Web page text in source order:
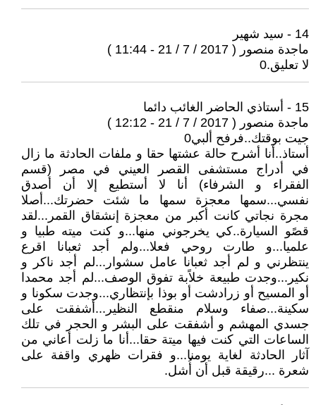
14 - سيد شهير
ماجدة منصور ( 2017 / 7 / 21 - 11:44 )
لا تعليق.0
15 - أستاذي الحاضر الغائب دائما
ماجدة منصور ( 2017 / 7 / 21 - 12:12 )
جيت بوقتك..فرفح ألبي0
أستاذ..أنا أشرح حالة عشتها حقا و ملفات الحادثة ما زال
في أدراج مستشفى القصر العيني في مصر (قسم
الفقراء و الشرفاء) أنا لا أستطيع إلا أن أصدق
نفسي...سمها معجزة سمها ما شئت حضرتك...أصلا
مجرة نجاتي كانت أكبر من معجزة إنشقاق القمر...لقد
قصًو السيارة..كي يخرجوني منها...و كنت ميته طبيا و
علميا...و طارت روحي فعلا...ولم أجد ثعبانا اقرع
ينتظرني و لم أجد ثعبانا عامل سشوار...لم أجد ناكر و
نكير...وجدت طبيعة خلاًبة تفوق الوصف...لم أجد محمدا
أو المسيح أو زرادشت أو بوذا بإنتظاري...وجدت سكونا و
سكينة...صفاء وسلام منقطع النظير...أشفقت على
جسدي المهشم و أشفقت على البشر و الحجر في تلك
الساعات التي كنت فيها ميتة حقا...أنا ما زلت أعاني من
آثار الحادثة لغاية يومنا...و فقرات ظهري واقفة على
شعرة ...رقيقة قبل أن أُشل.